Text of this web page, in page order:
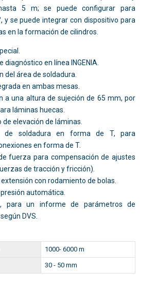
5 m; se puede configurar para
y se puede integrar con dispositivo para
en la formación de cilindros.
diagnóstico en línea INGENIA.
del área de soldadura.
en ambas mesas.
a una altura de sujeción de 65 mm, por
láminas huecas.
de elevación de láminas.
de soldadura en forma de T, para
en forma de T.
fuerza para compensación de ajustes
de tracción y fricción).
extensión con rodamiento de bolas.
automática.
para un informe de parámetros de
DVS.
1000- 6000 m
30 - 50 mm